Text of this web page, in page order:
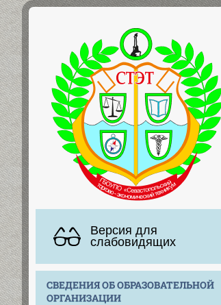
Версия для
слабовидящих
СВЕДЕНИЯ ОБ ОБРАЗОВАТЕЛЬНОЙ
ОРГАНИЗАЦИИ